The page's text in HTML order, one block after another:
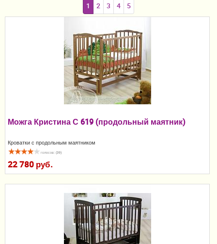
Постельные принадлежности
Гигиена и уход
Качели, шезлонги
Манежи
Ходунки и прыгунки
Игры и развитие
Принадлежности для выписки
Сумки для мам и детей
Кенгуру и слинги
1 2 3 4 5
Можга Кристина С 619 (продольный маятник)
Кроватки с продольным маятником
голосов: (39)
22 780 руб.